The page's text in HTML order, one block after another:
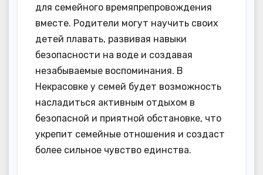
для семейного времяпрепровождения
вместе. Родители могут научить своих
детей плавать, развивая навыки
безопасности на воде и создавая
незабываемые воспоминания. В
Некрасовке у семей будет возможность
насладиться активным отдыхом в
безопасной и приятной обстановке, что
укрепит семейные отношения и создаст
более сильное чувство единства.